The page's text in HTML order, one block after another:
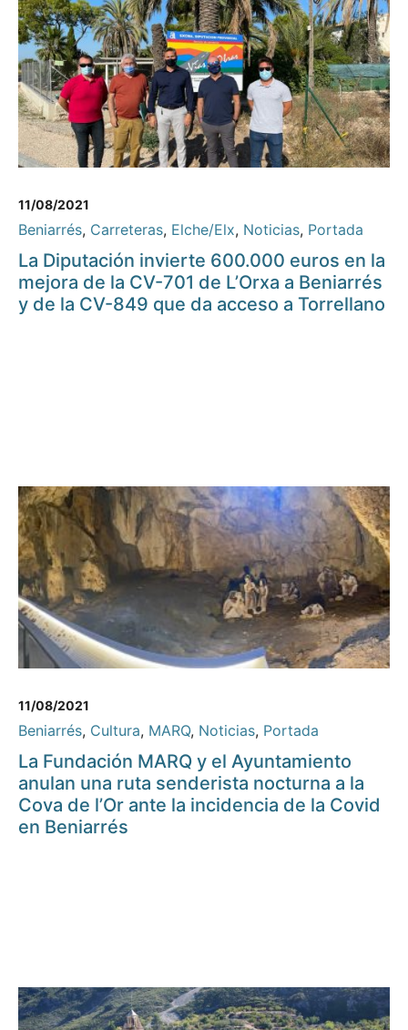
11/08/2021
Beniarrés, Carreteras, Elche/Elx, Noticias, Portada
La Diputación invierte 600.000 euros en la
mejora de la CV-701 de L’Orxa a Beniarrés
y de la CV-849 que da acceso a Torrellano
11/08/2021
Beniarrés, Cultura, MARQ, Noticias, Portada
La Fundación MARQ y el Ayuntamiento
anulan una ruta senderista nocturna a la
Cova de l’Or ante la incidencia de la Covid
en Beniarrés